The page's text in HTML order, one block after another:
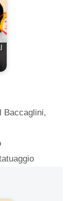
Baccaglini,